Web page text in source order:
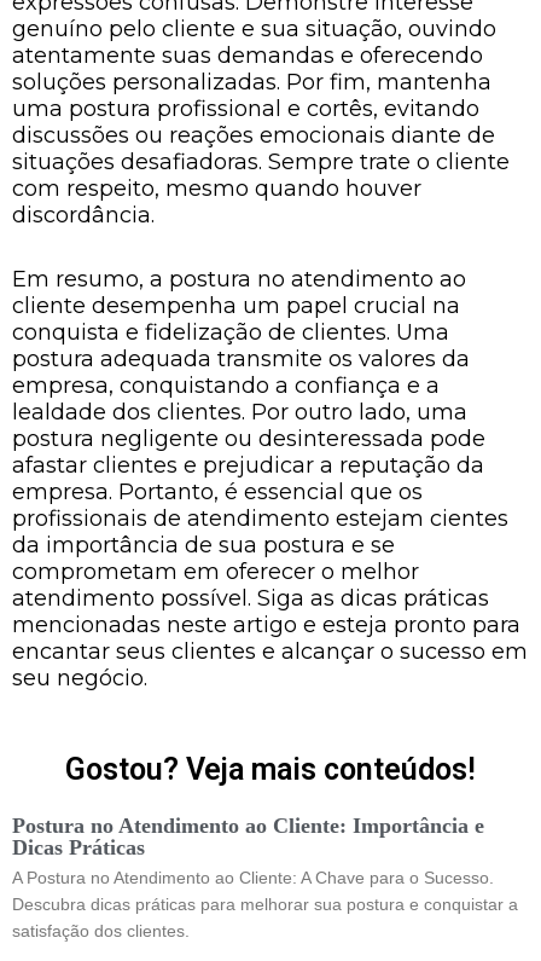
genuíno pelo cliente e sua situação, ouvindo
atentamente suas demandas e oferecendo
soluções personalizadas. Por fim, mantenha
uma postura profissional e cortês, evitando
discussões ou reações emocionais diante de
situações desafiadoras. Sempre trate o cliente
com respeito, mesmo quando houver
discordância.
Em resumo, a postura no atendimento ao
cliente desempenha um papel crucial na
conquista e fidelização de clientes. Uma
postura adequada transmite os valores da
empresa, conquistando a confiança e a
lealdade dos clientes. Por outro lado, uma
postura negligente ou desinteressada pode
afastar clientes e prejudicar a reputação da
empresa. Portanto, é essencial que os
profissionais de atendimento estejam cientes
da importância de sua postura e se
comprometam em oferecer o melhor
atendimento possível. Siga as dicas práticas
mencionadas neste artigo e esteja pronto para
encantar seus clientes e alcançar o sucesso em
seu negócio.
Gostou? Veja mais conteúdos!
Postura no Atendimento ao Cliente: Importância e
Dicas Práticas
A Postura no Atendimento ao Cliente: A Chave para o Sucesso.
Descubra dicas práticas para melhorar sua postura e conquistar a
satisfação dos clientes.